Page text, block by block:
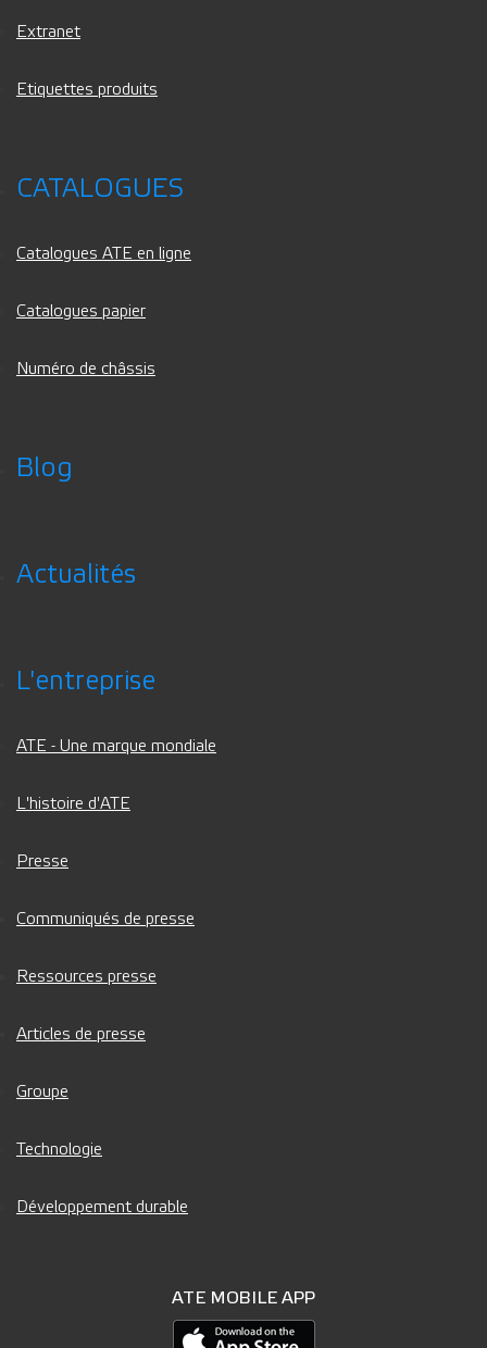
Extranet
Etiquettes produits
CATALOGUES
Catalogues ATE en ligne
Catalogues papier
Numéro de châssis
Blog
Actualités
L'entreprise
ATE - Une marque mondiale
L'histoire d'ATE
Presse
Communiqués de presse
Ressources presse
Articles de presse
Groupe
Technologie
Développement durable
ATE MOBILE APP